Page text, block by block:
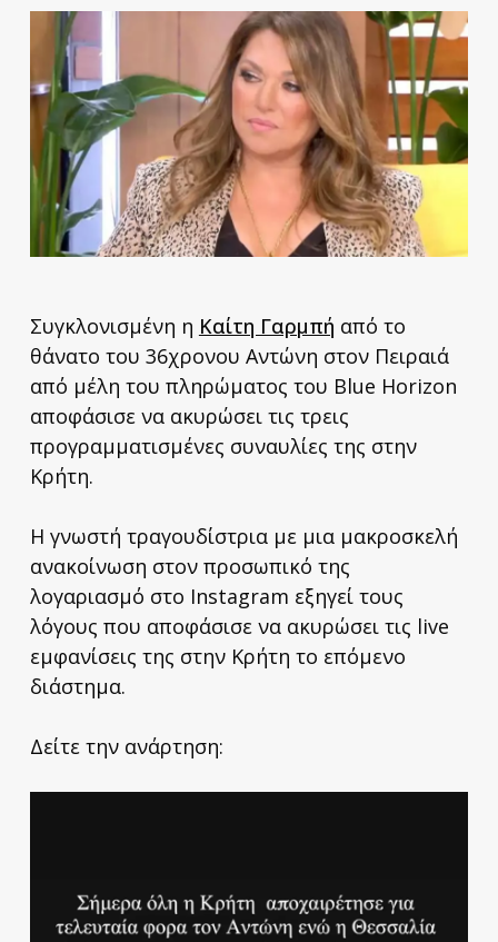
Συγκλονισμένη η Καίτη Γαρμπή από το
θάνατο του 36χρονου Αντώνη στον Πειραιά
από μέλη του πληρώματος του Blue Horizon
αποφάσισε να ακυρώσει τις τρεις
προγραμματισμένες συναυλίες της στην
Κρήτη.
Η γνωστή τραγουδίστρια με μια μακροσκελή
ανακοίνωση στον προσωπικό της
λογαριασμό στο Instagram εξηγεί τους
λόγους που αποφάσισε να ακυρώσει τις live
εμφανίσεις της στην Κρήτη το επόμενο
διάστημα.
Δείτε την ανάρτηση: